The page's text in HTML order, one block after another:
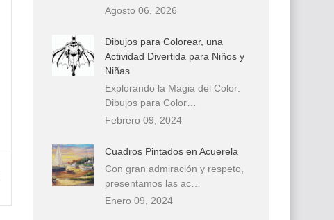
Agosto 06, 2026
Dibujos para Colorear, una
Actividad Divertida para Niños y
Niñas
Explorando la Magia del Color:
Dibujos para Color…
Febrero 09, 2024
Cuadros Pintados en Acuerela
Con gran admiración y respeto,
presentamos las ac…
Enero 09, 2024